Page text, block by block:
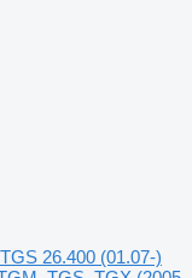
26.400 (01.07-)